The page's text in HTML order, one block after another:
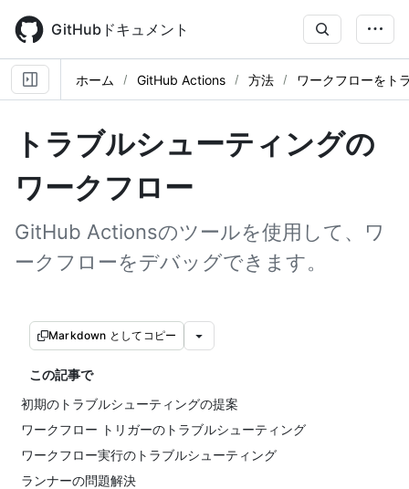
main
content
GitHubドキュメント
ホーム GitHub Actions 方法 ワークフローをト
トラブルシューティングの
ワークフロー
GitHub Actionsのツールを使用して、ワ
ークフローをデバッグできます。
Markdown としてコピー
この記事で
初期のトラブルシューティングの提案
ワークフロー トリガーのトラブルシューティング
ワークフロー実行のトラブルシューティング
ランナーの問題解決